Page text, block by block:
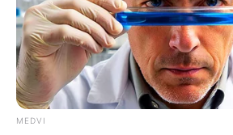
EDITORIAL TELEVISA S.A. DE C.V.
RESERVADOS. TBG - EDITORIAL
twitter instagramfacebooktiktok youtube